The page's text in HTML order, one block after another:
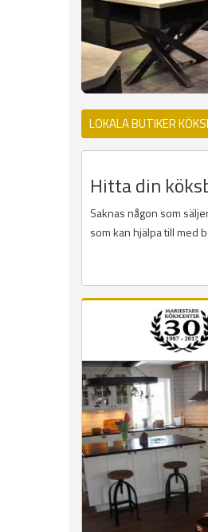
LOKALA BUTIKER
Hitta din
Saknas någon som
som kan hjälpa till med